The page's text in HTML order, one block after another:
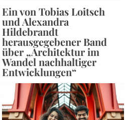
Ein von Tobias Loitsch
und Alexandra
Hildebrandt
herausgegebener Band
über „Architektur im
Wandel nachhaltiger
Entwicklungen“